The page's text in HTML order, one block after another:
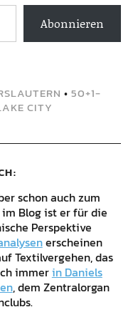
Abonnieren
• 50+1-
CITY
schon auch zum
im Blog ist er für die
Perspektive
erscheinen
Textilvergehen, das
immerin Daniels
, dem Zentralorgan